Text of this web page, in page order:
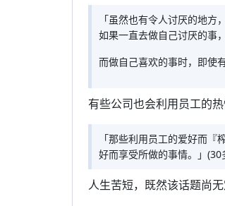
「虽然也有令人讨厌的地
如果一直去做自己讨厌的事
而做自己喜欢的事时，即使
有些公司也会利用员工的热
「那些利用员工的爱好而
好而享受所做的事情。」(30
人生苦短，既然该话题尚